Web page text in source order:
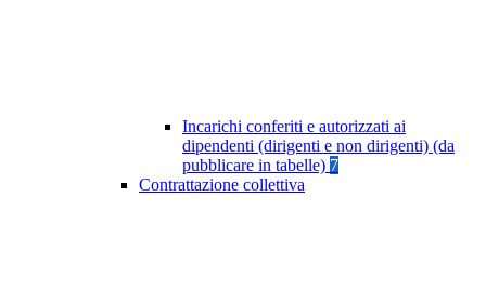
Incarichi conferiti e autorizzati ai
dipendenti (dirigenti e non dirigenti) (da
pubblicare in tabelle) 7
Contrattazione collettiva